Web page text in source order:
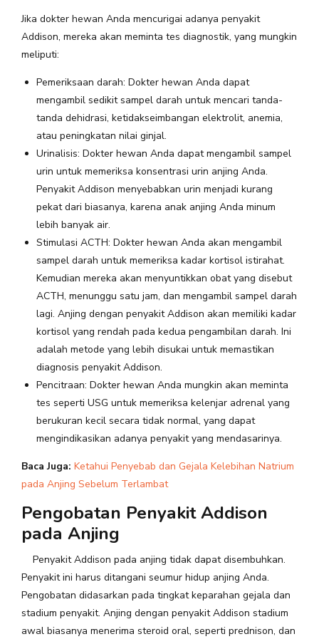
Jika dokter hewan Anda mencurigai adanya penyakit
Addison, mereka akan meminta tes diagnostik, yang mungkin
meliputi:
Pemeriksaan darah: Dokter hewan Anda dapat
mengambil sedikit sampel darah untuk mencari tanda-
tanda dehidrasi, ketidakseimbangan elektrolit, anemia,
atau peningkatan nilai ginjal.
Urinalisis: Dokter hewan Anda dapat mengambil sampel
urin untuk memeriksa konsentrasi urin anjing Anda.
Penyakit Addison menyebabkan urin menjadi kurang
pekat dari biasanya, karena anak anjing Anda minum
lebih banyak air.
Stimulasi ACTH: Dokter hewan Anda akan mengambil
sampel darah untuk memeriksa kadar kortisol istirahat.
Kemudian mereka akan menyuntikkan obat yang disebut
ACTH, menunggu satu jam, dan mengambil sampel darah
lagi. Anjing dengan penyakit Addison akan memiliki kadar
kortisol yang rendah pada kedua pengambilan darah. Ini
adalah metode yang lebih disukai untuk memastikan
diagnosis penyakit Addison.
Pencitraan: Dokter hewan Anda mungkin akan meminta
tes seperti USG untuk memeriksa kelenjar adrenal yang
berukuran kecil secara tidak normal, yang dapat
mengindikasikan adanya penyakit yang mendasarinya.
Baca Juga: Ketahui Penyebab dan Gejala Kelebihan Natrium
pada Anjing Sebelum Terlambat
Pengobatan Penyakit Addison
pada Anjing
Penyakit Addison pada anjing tidak dapat disembuhkan.
Penyakit ini harus ditangani seumur hidup anjing Anda.
Pengobatan didasarkan pada tingkat keparahan gejala dan
stadium penyakit. Anjing dengan penyakit Addison stadium
awal biasanya menerima steroid oral, seperti prednison, dan